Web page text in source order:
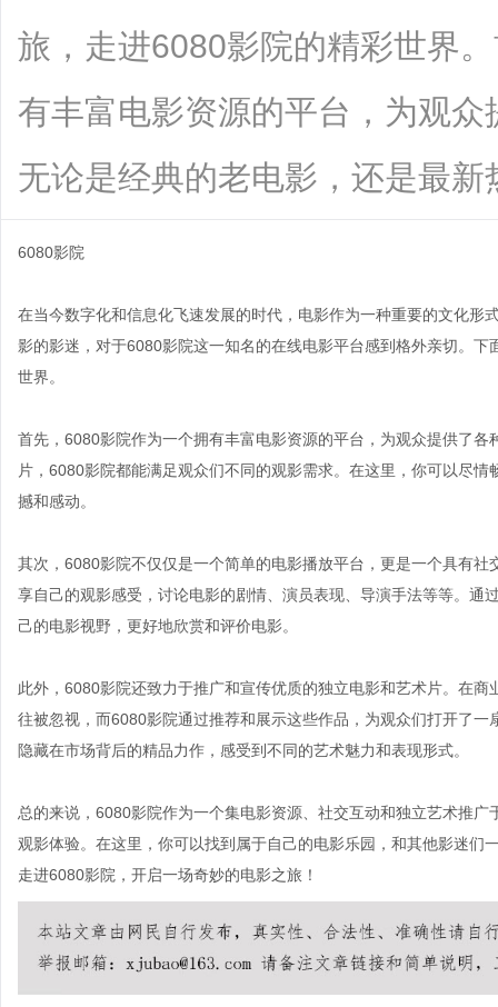
旅，走进6080影院的精彩世界
有丰富电影资源的平台，为观
无论是经典的老电影，还是最新
6080影院
在当今数字化和信息化飞速发展的时代，电影作为一种重要的文化形
影的影迷，对于6080影院这一知名的在线电影平台感到格外亲切。
世界。
首先，6080影院作为一个拥有丰富电影资源的平台，为观众提供了
片，6080影院都能满足观众们不同的观影需求。在这里，你可以尽
撼和感动。
其次，6080影院不仅仅是一个简单的电影播放平台，更是一个具有
享自己的观影感受，讨论电影的剧情、演员表现、导演手法等等。通
己的电影视野，更好地欣赏和评价电影。
此外，6080影院还致力于推广和宣传优质的独立电影和艺术片。在
往被忽视，而6080影院通过推荐和展示这些作品，为观众们打开了
隐藏在市场背后的精品力作，感受到不同的艺术魅力和表现形式。
总的来说，6080影院作为一个集电影资源、社交互动和独立艺术推
观影体验。在这里，你可以找到属于自己的电影乐园，和其他影迷们
走进6080影院，开启一场奇妙的电影之旅！